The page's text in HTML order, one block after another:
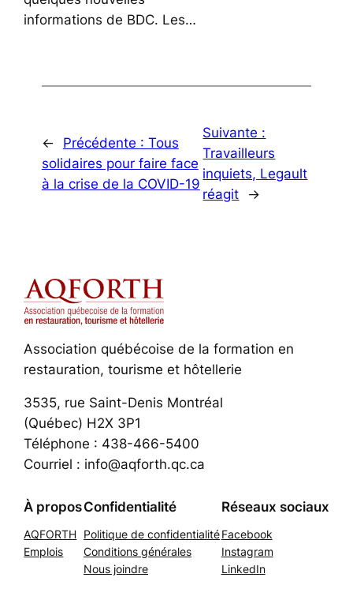
informations de BDC. Les…
← Précédente : Tous
solidaires pour faire face
à la crise de la COVID-19
Suivante :
Travailleurs
inquiets, Legault
réagit
→
Association québécoise de la formation en
restauration, tourisme et hôtellerie
3535, rue Saint-Denis Montréal
(Québec) H2X 3P1
Téléphone : 438-466-5400
Courriel : info@aqforth.qc.ca
À propos
AQFORTH
Emplois
Confidentialité
Politique de confidentialité
Conditions générales
Nous joindre
Réseaux sociaux
Facebook
Instagram
LinkedIn